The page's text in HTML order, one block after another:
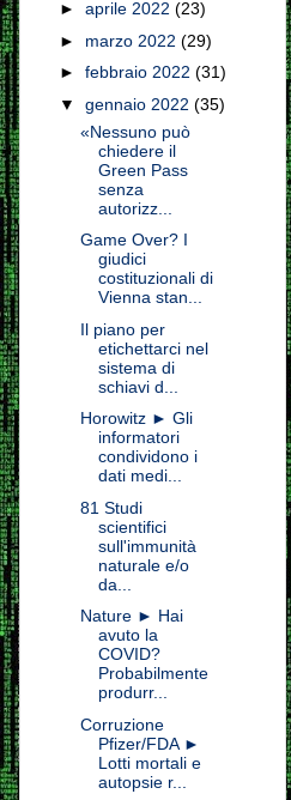
► aprile 2022 (23)
► marzo 2022 (29)
► febbraio 2022 (31)
▼ gennaio 2022 (35)
«Nessuno può
chiedere il
Green Pass
senza
autorizz...
Game Over? I
giudici
costituzionali di
Vienna stan...
Il piano per
etichettarci nel
sistema di
schiavi d...
Horowitz ► Gli
informatori
condividono i
dati medi...
81 Studi
scientifici
sull'immunità
naturale e/o
da...
Nature ► Hai
avuto la
COVID?
Probabilmente
produrr...
Corruzione
Pfizer/FDA ►
Lotti mortali e
autopsie r...